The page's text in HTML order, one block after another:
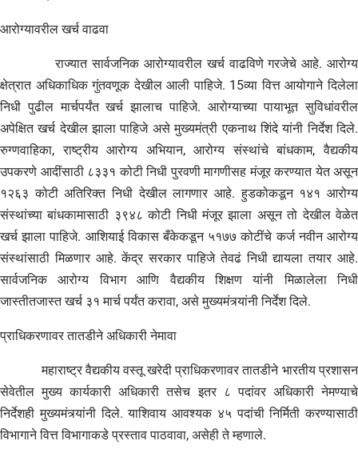
आरोग्यावरील खर्च वाढवा
राज्यात सार्वजनिक आरोग्यावरील खर्च वाढविणे गरजेचे आहे. आरोग्य
क्षेत्रात अधिकाधिक गुंतवणूक देखील आली पाहिजे. 15व्या वित्त आयोगाने दिलेला
निधी पुढील मार्चपर्यंत खर्च झालाच पाहिजे. आरोग्याच्या पायाभूत सुविधांवरील
अपेक्षित खर्च देखील झाला पाहिजे असे मुख्यमंत्री एकनाथ शिंदे यांनी निर्देश दिले.
रुग्णवाहिका, राष्ट्रीय आरोग्य अभियान, आरोग्य संस्थांचे बांधकाम, वैद्यकीय
उपकरणे आदींसाठी ८३३१ कोटी निधी पुरवणी मागणीसह मंजूर करण्यात येत असून
१२६३ कोटी अतिरिक्त निधी देखील लागणार आहे. हुडकोकडून १४१ आरोग्य
संस्थांच्या बांधकामासाठी ३९४८ कोटी निधी मंजूर झाला असून तो देखील वेळेत
खर्च झाला पाहिजे. आशियाई विकास बँकेकडून ५१७७ कोटींचे कर्ज नवीन आरोग्य
संस्थांसाठी मिळणार आहे. केंद्र सरकार पाहिजे तेवढं निधी द्यायला तयार आहे.
सार्वजनिक आरोग्य विभाग आणि वैद्यकीय शिक्षण यांनी मिळालेला निधी
जास्तीतजास्त खर्च ३१ मार्च पर्यंत करावा, असे मुख्यमंत्र्यांनी निर्देश दिले.
प्राधिकरणावर तातडीने अधिकारी नेमावा
महाराष्ट्र वैद्यकीय वस्तू खरेदी प्राधिकरणावर तातडीने भारतीय प्रशासन
सेवेतील मुख्य कार्यकारी अधिकारी तसेच इतर ८ पदांवर अधिकारी नेमण्याचे
निर्देशही मुख्यमंत्र्यांनी दिले. याशिवाय आवश्यक ४५ पदांची निर्मिती करण्यासाठी
विभागाने वित्त विभागाकडे प्रस्ताव पाठवावा, असेही ते म्हणाले.